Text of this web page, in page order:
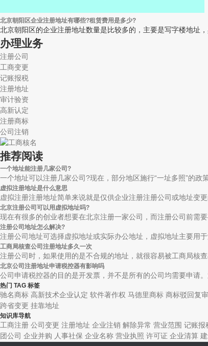
北京朝阳区企业注册地址有哪些?租赁费用是多少?
北京朝阳区的企业注册地址数量是比较多的，主要是写字楼地址
办理业务
注册公司
工商变更
记账报税
注册地址
审计验资
高新认定
注册商标
公司注销
推荐阅读
一个地址能注册几家公司?
一个地址可以注册几家公司?现在，部分地区施行“一址多照”的政
虚拟注册地址是什么意思
虚拟注册注册地址简单来说就是仅供企业注册注册公司或地址变
北京注册公司可以用虚拟地址吗?
现在有很多的创业者想要在北京注册一家公司，而注册公司前需
注册公司地址怎么解决?
注册公司地址可选择虚拟地址或实际办公地址，虚拟地址主要用
工商局核查公司注册地址多久一次
注册公司时，如果使用的是不合规的地址，就很容易被工商局核
北京公司注册地址申请税控器有影响吗
公司申请税控器的目的是开发票，并不是所有的公司均需要申请
热门 TAG 标签
驰名商标 高新技术企业认定 软件著作权 马德里商标 商标驳回复审
跨省变更 挂靠地址
知识库导航
工商注册 公司变更 注册地址 企业注销 解除异常 营业范围 记账报
团公司 企业并购 人事社保 企业名称 营业执照 许可证 企业清算